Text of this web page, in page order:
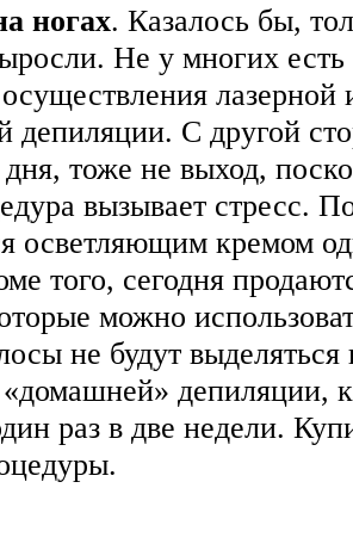
ногах. Казалось бы,
Не у многих есть
лазерной
депиляции. С другой
тоже не выход,
вызывает стресс.
осветляющим кремом
того, сегодня
можно
не будут
депиляции,
раз в две недели.